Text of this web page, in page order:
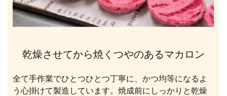
乾燥させてから焼くつやのあるマカロン
全て手作業でひとつひとつ丁寧に、かつ均等になるよ
う心掛けて製造しています。焼成前にしっかりと乾燥